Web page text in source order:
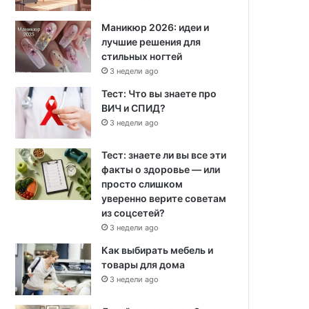
Маникюр 2026: идеи и
лучшие решения для
стильных ногтей
3 недели ago
Тест: Что вы знаете про
ВИЧ и СПИД?
3 недели ago
Тест: знаете ли вы все эти
факты о здоровье — или
просто слишком
уверенно верите советам
из соцсетей?
3 недели ago
Как выбирать мебель и
товары для дома
3 недели ago